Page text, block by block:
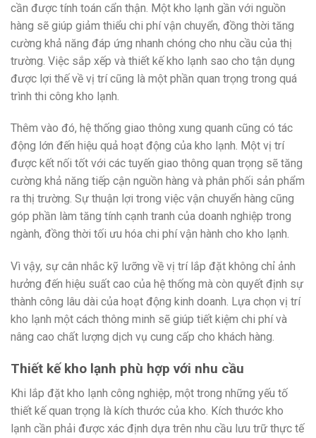
cần được tính toán cẩn thận. Một kho lạnh gần với nguồn
hàng sẽ giúp giảm thiểu chi phí vận chuyển, đồng thời tăng
cường khả năng đáp ứng nhanh chóng cho nhu cầu của thị
trường. Việc sắp xếp và thiết kế kho lạnh sao cho tận dụng
được lợi thế về vị trí cũng là một phần quan trọng trong quá
trình thi công kho lạnh.
Thêm vào đó, hệ thống giao thông xung quanh cũng có tác
động lớn đến hiệu quả hoạt động của kho lạnh. Một vị trí
được kết nối tốt với các tuyến giao thông quan trọng sẽ tăng
cường khả năng tiếp cận nguồn hàng và phân phối sản phẩm
ra thị trường. Sự thuận lợi trong việc vận chuyển hàng cũng
góp phần làm tăng tính cạnh tranh của doanh nghiệp trong
ngành, đồng thời tối ưu hóa chi phí vận hành cho kho lạnh.
Vì vậy, sự cân nhắc kỹ lưỡng về vị trí lắp đặt không chỉ ảnh
hưởng đến hiệu suất cao của hệ thống mà còn quyết định sự
thành công lâu dài của hoạt động kinh doanh. Lựa chọn vị trí
kho lạnh một cách thông minh sẽ giúp tiết kiệm chi phí và
nâng cao chất lượng dịch vụ cung cấp cho khách hàng.
Thiết kế kho lạnh phù hợp với nhu cầu
Khi lắp đặt kho lạnh công nghiệp, một trong những yếu tố
thiết kế quan trọng là kích thước của kho. Kích thước kho
lạnh cần phải được xác định dựa trên nhu cầu lưu trữ thực tế